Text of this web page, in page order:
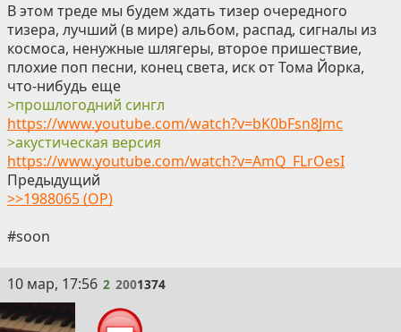
В этом треде мы будем ждать тизер очередного
тизера, лучший (в мире) альбом, распад, сигналы из
космоса, ненужные шлягеры, второе пришествие,
плохие поп песни, конец света, иск от Тома Йорка,
что-нибудь еще
>прошлогодний сингл
https://www.youtube.com/watch?v=bK0bFsn8Jmc
>акустическая версия
https://www.youtube.com/watch?v=AmQ_FLrOesI
Предыдущий
>>1988065 (OP)
#soon
2
10 мар, 17:56 2 2001374